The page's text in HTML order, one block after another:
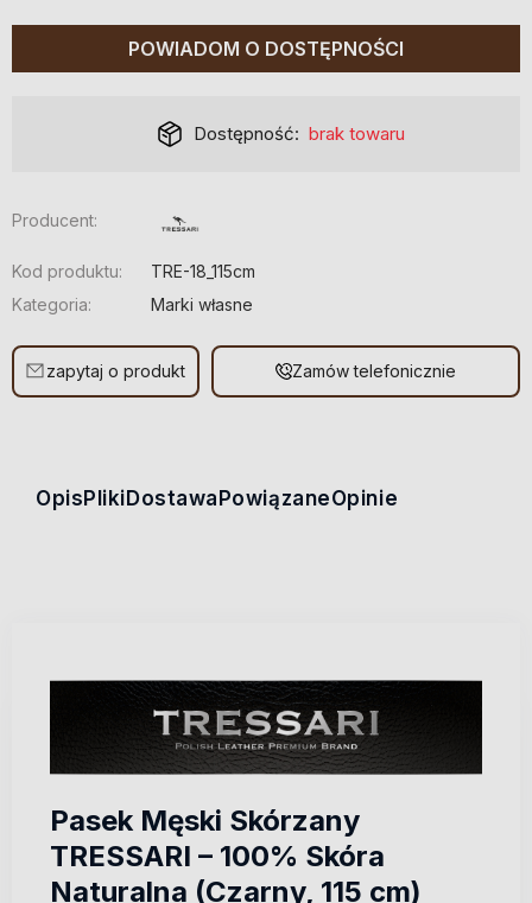
POWIADOM O DOSTĘPNOŚCI
Dostępność: brak towaru
Producent:
Kod produktu:
TRE-18_115cm
Kategoria:
Marki własne
zapytaj o produkt Zamów telefonicznie
OpisPlikiDostawaPowiązaneOpinie
Pasek Męski Skórzany
TRESSARI – 100% Skóra
Naturalna (Czarny, 115 cm)